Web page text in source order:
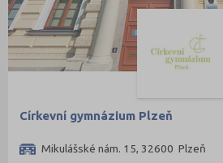
Církevní gymnázium Plzeň
Mikulášské nám. 15, 32600 Plzeň